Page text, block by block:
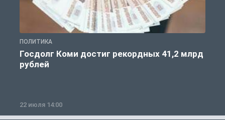
ПОЛИТИКА
Госдолг Коми достиг рекордных 41,2 млрд
рублей
22 июля 14:00